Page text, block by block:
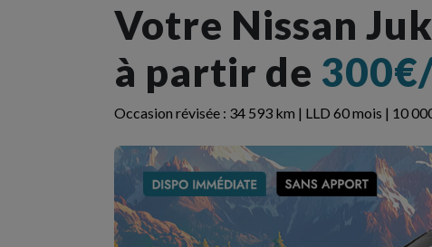
Votre Nissan
à partir de
Occasion révisée : 34 593 km | LLD 60 mois | 10